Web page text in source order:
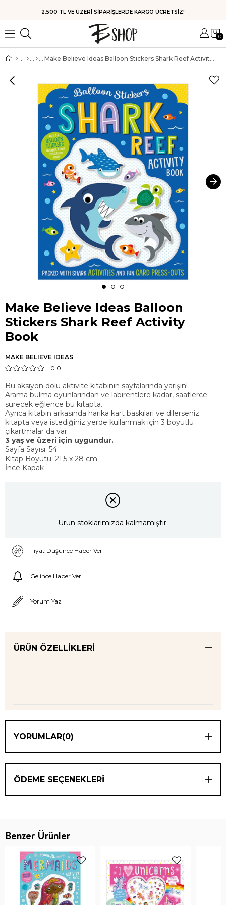
2.500 TL VE ÜZERİ SİPARİŞLERDE KARGO ÜCRETSİZ!
0
Make Believe Ideas Balloon Stickers Shark Reef Activity Book
Make Believe Ideas Balloon
Stickers Shark Reef Activity
Book
MAKE BELIEVE IDEAS
0.0
Bu aksiyon dolu aktivite kitabının sayfalarında yarışın!
Arama bulma oyunlarından ve labirentlere kadar, saatlerce
sürecek eğlence bu kitapta.
Ayrıca kitabın arkasında harika kart baskıları ve dilerseniz
kitapta veya istediğiniz yerde kullanmak için 3 boyutlu
çıkartmalar da var.
3 yaş ve üzeri için uygundur.
Sayfa Sayısı: 54
Kitap Boyutu: 21,5 x 28 cm
İnce Kapak
Ürün stoklarımızda kalmamıştır.
Fiyat Düşünce Haber Ver
Gelince Haber Ver
Yorum Yaz
ÜRÜN ÖZELLIKLERI
YORUMLAR(0)
ÖDEME SEÇENEKLERI
Benzer Ürünler